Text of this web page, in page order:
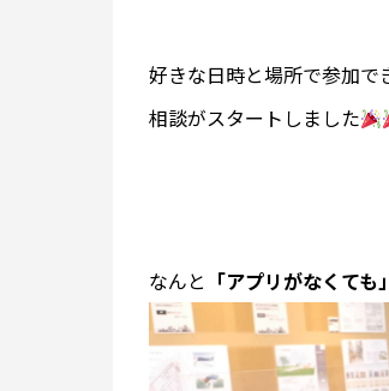
好きな日時と場所で参加
相談がスタートしました
なんと 「アプリがなくても」